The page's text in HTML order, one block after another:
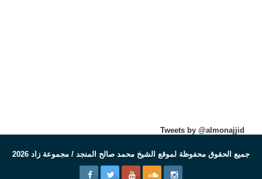
Tweets by @almonajjid
جميع الحقوق محفوظة لموقع الشيخ محمد صالح المنجد / مجموعة زاد 2026